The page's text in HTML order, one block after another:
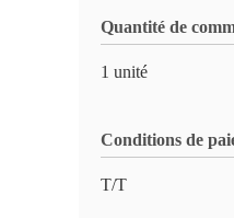
Quantité de
1 unité
Conditions de
T/T